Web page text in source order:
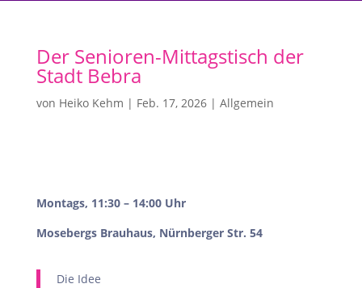
Der Senioren-Mittagstisch der
Stadt Bebra
von Heiko Kehm | Feb. 17, 2026| Allgemein
Montags, 11:30 – 14:00 Uhr
Mosebergs Brauhaus, Nürnberger Str. 54
Die Idee